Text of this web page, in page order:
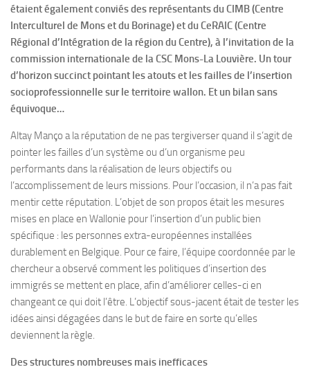
étaient également conviés des représentants du CIMB (Centre
Interculturel de Mons et du Borinage) et du CeRAIC (Centre
Régional d’Intégration de la région du Centre), à l’invitation de la
commission internationale de la CSC Mons-La Louvière. Un tour
d’horizon succinct pointant les atouts et les failles de l’insertion
socioprofessionnelle sur le territoire wallon. Et un bilan sans
équivoque…
Altay Manço a la réputation de ne pas tergiverser quand il s’agit de
pointer les failles d’un système ou d’un organisme peu
performants dans la réalisation de leurs objectifs ou
l’accomplissement de leurs missions. Pour l’occasion, il n’a pas fait
mentir cette réputation. L’objet de son propos était les mesures
mises en place en Wallonie pour l’insertion d’un public bien
spécifique : les personnes extra-européennes installées
durablement en Belgique. Pour ce faire, l’équipe coordonnée par le
chercheur a observé comment les politiques d’insertion des
immigrés se mettent en place, afin d’améliorer celles-ci en
changeant ce qui doit l’être. L’objectif sous-jacent était de tester les
idées ainsi dégagées dans le but de faire en sorte qu’elles
deviennent la règle.
Des structures nombreuses mais inefficaces